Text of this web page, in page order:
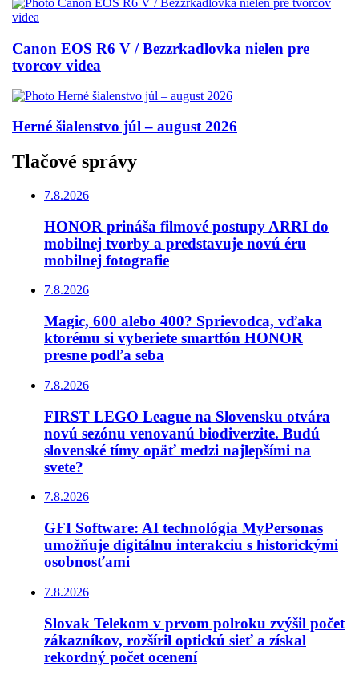
Canon EOS R6 V / Bezzrkadlovka nielen pre
tvorcov videa
Herné šialenstvo júl – august 2026
Tlačové správy
7.8.2026
HONOR prináša filmové postupy ARRI do
mobilnej tvorby a predstavuje novú éru
mobilnej fotografie
7.8.2026
Magic, 600 alebo 400? Sprievodca, vďaka
ktorému si vyberiete smartfón HONOR
presne podľa seba
7.8.2026
FIRST LEGO League na Slovensku otvára
novú sezónu venovanú biodiverzite. Budú
slovenské tímy opäť medzi najlepšími na
svete?
7.8.2026
GFI Software: AI technológia MyPersonas
umožňuje digitálnu interakciu s historickými
osobnosťami
7.8.2026
Slovak Telekom v prvom polroku zvýšil počet
zákazníkov, rozšíril optickú sieť a získal
rekordný počet ocenení